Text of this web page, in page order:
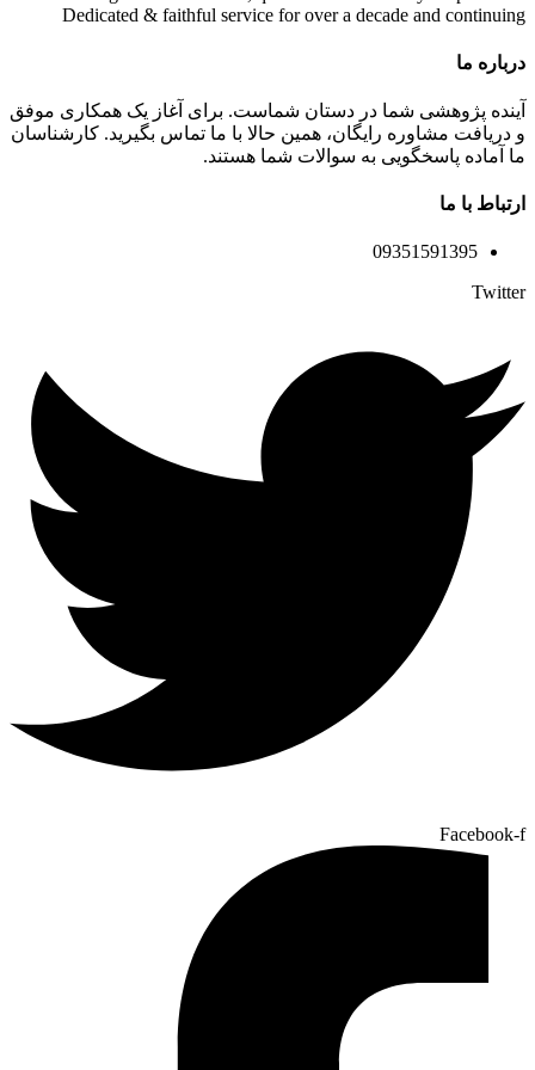
Dedicated & faithful service for over a decade and continuing
درباره ما
آینده پژوهشی شما در دستان شماست. برای آغاز یک همکاری موفق
و دریافت مشاوره رایگان، همین حالا با ما تماس بگیرید. کارشناسان
ما آماده پاسخگویی به سوالات شما هستند.
ارتباط با ما
09351591395
Twitter
Facebook-f